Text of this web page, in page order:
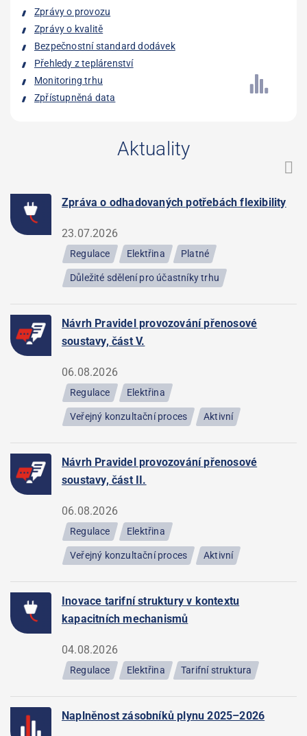
Zprávy o provozu
Zprávy o kvalitě
Bezpečnostní standard dodávek
Přehledy z teplárenství
Monitoring trhu
Zpřístupněná data
Aktuality
Zpráva o odhadovaných potřebách flexibility
23.07.2026
Regulace Elektřina Platné
Důležité sdělení pro účastníky trhu
Návrh Pravidel provozování přenosové
soustavy, část V.
06.08.2026
Regulace Elektřina
Veřejný konzultační proces Aktivní
Návrh Pravidel provozování přenosové
soustavy, část II.
06.08.2026
Regulace Elektřina
Veřejný konzultační proces Aktivní
Inovace tarifní struktury v kontextu
kapacitních mechanismů
04.08.2026
Regulace Elektřina Tarifní struktura
Naplněnost zásobníků plynu 2025–2026